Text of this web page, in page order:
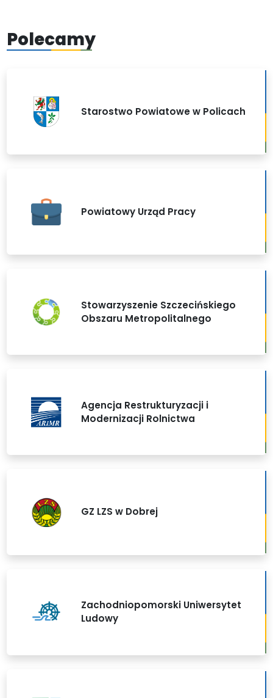
Polecamy
Starostwo Powiatowe w Policach
Powiatowy Urząd Pracy
Stowarzyszenie Szczecińskiego
Obszaru Metropolitalnego
Agencja Restrukturyzacji i
Modernizacji Rolnictwa
GZ LZS w Dobrej
Zachodniopomorski Uniwersytet
Ludowy